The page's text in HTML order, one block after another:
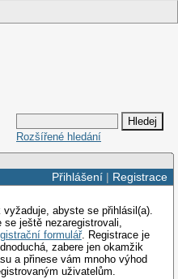
Rozšířené hledání
Přihlášení| Registrace
vyžaduje, abyste se přihlásil(a).
se ještě nezaregistrovali,
formulář. Registrace je
zabere jen okamžik
a přinese vám mnoho výhod
uživatelům.